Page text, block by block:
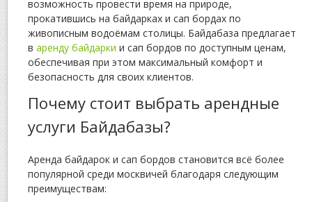
возможность провести время на природе,
прокатившись на байдарках и сап бордах по
живописным водоёмам столицы. Байдабаза предлагает
в аренду байдарки и сап бордов по доступным ценам,
обеспечивая при этом максимальный комфорт и
безопасность для своих клиентов.
Почему стоит выбрать арендные
услуги Байдабазы?
Аренда байдарок и сап бордов становится всё более
популярной среди москвичей благодаря следующим
преимуществам: